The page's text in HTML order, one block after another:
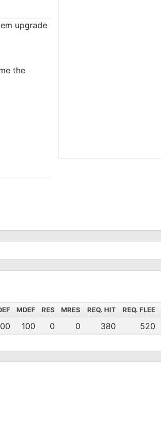
upgrade
the
MDEF RES MRES REQ. HIT REQ. FLEE
100 0 0 380 520